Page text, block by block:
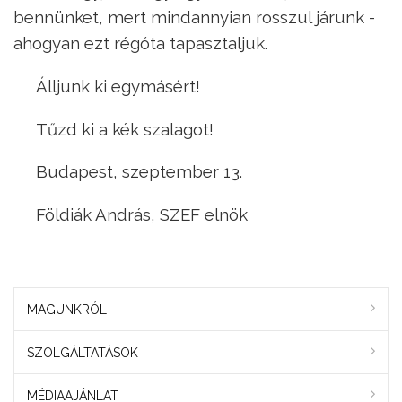
bennünket, mert mindannyian rosszul járunk -
ahogyan ezt régóta tapasztaljuk.
Álljunk ki egymásért!
Tűzd ki a kék szalagot!
Budapest, szeptember 13.
Földiák András, SZEF elnök
MAGUNKRÓL
SZOLGÁLTATÁSOK
MÉDIAAJÁNLAT